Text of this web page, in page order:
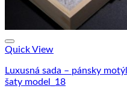
Quick View
Luxusná sada – pánsky
šaty model_18